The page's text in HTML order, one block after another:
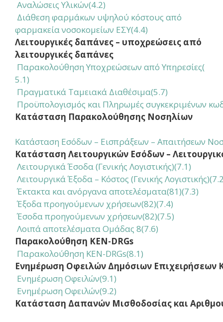
Αναλώσεις Υλικών(4.2)
Διάθεση φαρμάκων υψηλού κόστους από
φαρμακεία νοσοκομείων ΕΣΥ(4.4)
Λειτουργικές δαπάνες – υποχρεώσεις από
λειτουργικές δαπάνες
Παρακολούθηση Υποχρεώσεων από Υπηρεσίες(
5.1)
Πραγματικά Ταμειακά Διαθέσιμα(5.7)
Προϋπολογισμός και Πληρωμές συγκεκριμένων
Κατάσταση Παρακολούθησης Νοσηλίων
Κατάσταση Εσόδων – Εισπράξεων – Απαιτήσεων
Κατάσταση Λειτουργικών Εσόδων –
Λειτουργικά Έσοδα (Γενικής Λογιστικής)(7.1)
Λειτουργικά Έξοδα – Κόστος (Γενικής
Έκτακτα και ανόργανα αποτελέσματα(81)(7.3)
Έξοδα προηγούμενων χρήσεων(82)(7.4)
Έσοδα προηγούμενων χρήσεων(82)(7.5)
Λοιπά αποτελέσματα Ομάδας 8(7.6)
Παρακολούθηση KEN-DRGs
Παρακολούθηση KEN-DRGs(8.1)
Ενημέρωση Οφειλών Δημόσιων Επιχειρήσεων
Ενημέρωση Οφειλών(9.1)
Ενημέρωση Οφειλών(9.2)
Κατάσταση Δαπανών Μισθοδοσίας και